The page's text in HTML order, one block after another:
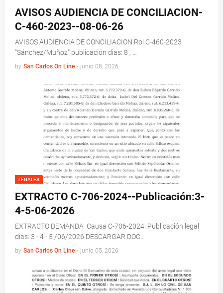
AVISOS AUDIENCIA DE CONCILIACION-
C-460-2023--08-06-26
AVISOS AUDIENCIA DE CONCILIACION Rol C-460-2023
"Sánchez/Muñoz" publicación dias: 8 , …
by San Carlos On Line - junio 08, 2026
LEGALES
EXTRACTO C-706-2024--Publicación:3-
4-5-06-2026
EXTRACTO DEMANDA Causa C-706-2024. Publicación legal
dias: 3 - 4 - 5 /06/2026 DESCARGAR DOC…
by San Carlos On Line - junio 05, 2026